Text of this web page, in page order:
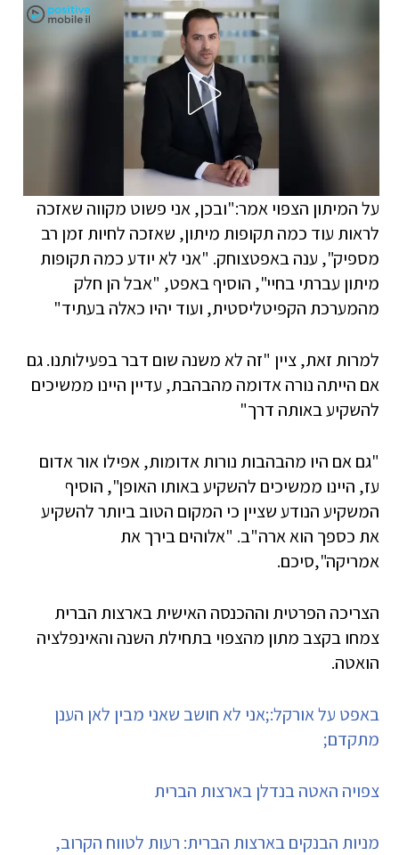
על המיתון הצפוי אמר:"ובכן, אני פשוט מקווה שאזכה
לראות עוד כמה תקופות מיתון, שאזכה לחיות זמן רב
מספיק", ענה באפטצוחק. "אני לא יודע כמה תקופות
מיתון עברתי בחיי", הוסיף באפט, "אבל הן חלק
מהמערכת הקפיטליסטית, ועוד יהיו כאלה בעתיד"
למרות זאת, ציין "זה לא משנה שום דבר בפעילותנו. גם
אם הייתה נורה אדומה מהבהבת, עדיין היינו ממשיכים
להשקיע באותה דרך"
"גם אם היו מהבהבות נורות אדומות, אפילו אור אדום
עז, היינו ממשיכים להשקיע באותו האופן", הוסיף
המשקיע הנודע שציין כי המקום הטוב ביותר להשקיע
את כספך הוא ארה"ב. "אלוהים בירך את
אמריקה",סיכם.
הצריכה הפרטית וההכנסה האישית בארצות הברית
צמחו בקצב מתון מהצפוי בתחילת השנה והאינפלציה
הואטה.
באפט על אורקל:;אני לא חושב שאני מבין לאן הענן
מתקדם;
צפויה האטה בנדלן בארצות הברית
מניות הבנקים בארצות הברית: רעות לטווח הקרוב,